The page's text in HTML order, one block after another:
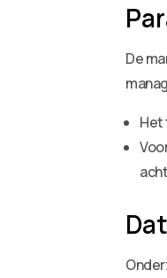
De
Het